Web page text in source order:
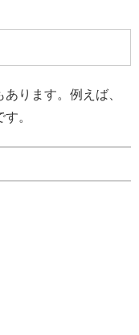
ります。例えば、
。